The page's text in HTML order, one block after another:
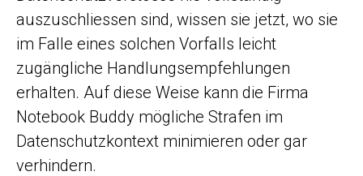
auszuschliessen sind, wissen sie jetzt, wo sie
im Falle eines solchen Vorfalls leicht
zugängliche Handlungsempfehlungen
erhalten. Auf diese Weise kann die Firma
Notebook Buddy mögliche Strafen im
Datenschutzkontext minimieren oder gar
verhindern.